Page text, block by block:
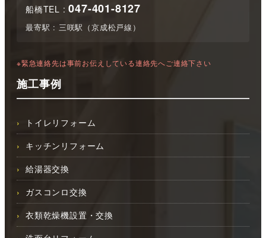
船橋TEL :047-401-8127
最寄駅 : 三咲駅（京成松戸線）
※緊急連絡先は事前お伝えしている連絡先へご連絡下さい
施工事例
トイレリフォーム
キッチンリフォーム
給湯器交換
ガスコンロ交換
衣類乾燥機設置・交換